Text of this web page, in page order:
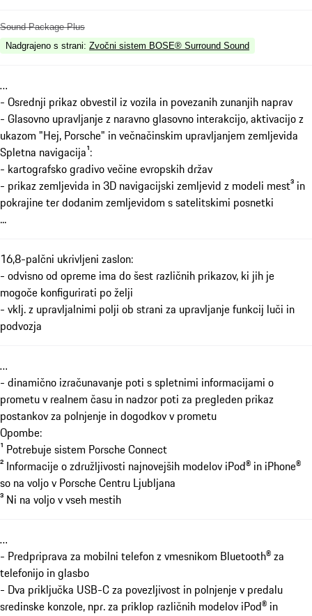
Sound Package Plus
Nadgrajeno s strani: Zvočni sistem BOSE® Surround Sound
…
- Osrednji prikaz obvestil iz vozila in povezanih zunanjih naprav
- Glasovno upravljanje z naravno glasovno interakcijo, aktivacijo z
ukazom "Hej, Porsche" in večnačinskim upravljanjem zemljevida
Spletna navigacija¹:
- kartografsko gradivo večine evropskih držav
- prikaz zemljevida in 3D navigacijski zemljevid z modeli mest³ in
pokrajine ter dodanim zemljevidom s satelitskimi posnetki
...
16,8-palčni ukrivljeni zaslon:
- odvisno od opreme ima do šest različnih prikazov, ki jih je
mogoče konfigurirati po želji
- vklj. z upravljalnimi polji ob strani za upravljanje funkcij luči in
podvozja
…
- dinamično izračunavanje poti s spletnimi informacijami o
prometu v realnem času in nadzor poti za pregleden prikaz
postankov za polnjenje in dogodkov v prometu
Opombe:
¹ Potrebuje sistem Porsche Connect
² Informacije o združljivosti najnovejših modelov iPod® in iPhone®
so na voljo v Porsche Centru Ljubljana
³ Ni na voljo v vseh mestih
…
- Predpriprava za mobilni telefon z vmesnikom Bluetooth® za
telefonijo in glasbo
- Dva priključka USB-C za povezljivost in polnjenje v predalu
sredinske konzole, npr. za priklop različnih modelov iPod® in